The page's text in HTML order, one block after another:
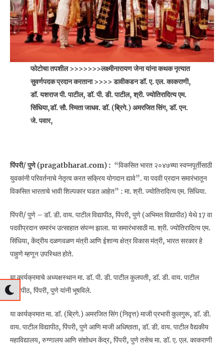
फोटोचा तपशील >>>>>>>लक्ष्मीनारायण जेना यांना कथक नृत्यात
सुवर्णपदक प्रदान करताना >>>> डावीकडन डॉ. ए. एल. काकराणी,
डॉ. यशराज पी. पाटील, डॉ. पी. डी. पाटील, श्री. ज्योतिरादित्य एम.
सिंधिया,डॉ. सौ. स्मिता जाधव. डॉ. (ब्रिगे.) अमरजित सिंग, डॉ. एन.
जे. पवार,
पिंपरी/ पुणे (pragatbharat.com) : “विकसित भारत २०४७च्या स्वप्नपूर्तीसाठी
युवकांनी परिवर्तनाचे नेतृत्व करत सक्रिय योगदान द्यावे”. या पदवी प्रदान समारंभातून
विकसित भारताचे भावी शिल्पकार घडत आहेत” : मा. श्री. ज्योतिरादित्य एम. सिंधिया.
पिंपरी/ पुणे – डॉ. डी. वाय. पाटील विद्यापीठ, पिंपरी, पुणे (अभिमत विद्यापीठ) येथे 17 वा
पदवीप्रदान समारंभ उत्साहात संपन्न झाला. या समारंभासाठी मा. श्री. ज्योतिरादित्य एम.
सिंधिया, केंद्रीय दळणवळण मंत्री आणि ईशान्य क्षेत्र विकास मंत्री, भारत सरकार हे
पाहुणे म्हणून उपस्थित होते.
या कार्यक्रमाचे अध्यक्षस्थान मा. डॉ. पी. डी. पाटील कुलपती, डॉ. डी. वाय. पाटील
विद्यापीठ, पिंपरी, पुणे यांनी भूषविले.
या कार्यक्रमात मा. डॉ. (ब्रिगे.) अमरजित सिंग (निवृत्त) माजी प्रभारी कुलगुरू, डॉ. डी.
वाय. पाटील विद्यापीठ, पिंपरी, पुणे आणि माजी अधिष्ठाता, डॉ. डी. वाय. पाटील वैद्यकीय
महाविद्यालय, रुग्णालय आणि संशोधन केंद्र, पिंपरी, पुणे तसेच मा. डॉ. ए. एल. काकराणी